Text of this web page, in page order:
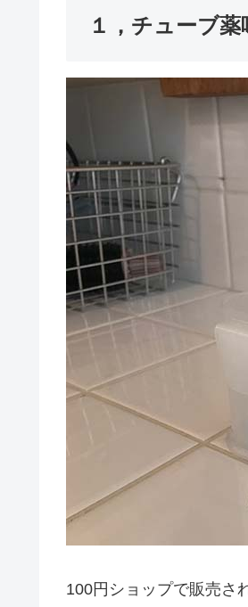
１，チューブ
100円ショップで販売さ